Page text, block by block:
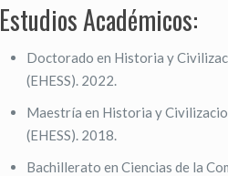
Estudios Académicos:
Doctorado en Historia y
(EHESS). 2022.
Maestría en Historia y
(EHESS). 2018.
Bachillerato en Ciencias de la